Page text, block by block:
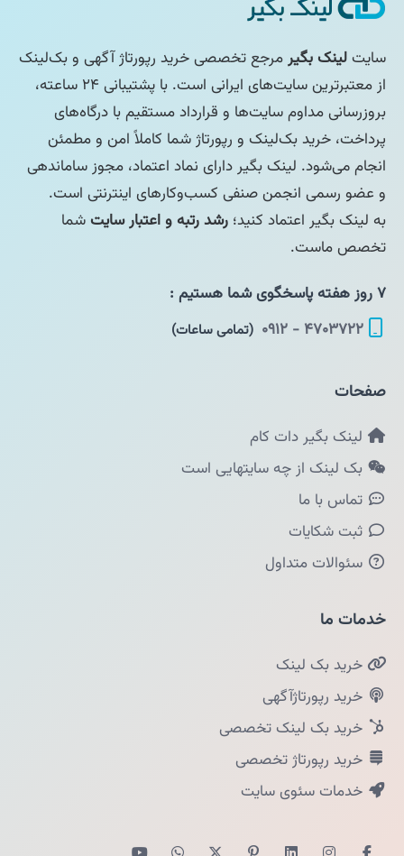
سایتلینک بگیرمرجع تخصصی خرید رپورتاژ آگهی و بک‌لینک
از معتبرترین سایت‌های ایرانی است. با پشتیبانی ۲۴ ساعته،
بروزرسانی مداوم سایت‌ها و قرارداد مستقیم با درگاه‌های
پرداخت، خرید بک‌لینک و رپورتاژ شما کاملاً امن و مطمئن
انجام می‌شود. لینک بگیر دارای نماد اعتماد، مجوز ساماندهی
و عضو رسمی انجمن صنفی کسب‌وکارهای اینترنتی است.
به لینک بگیر اعتماد کنید؛ رشد رتبه و اعتبار سایتشما
تخصص ماست.
۷ روز هفته پاسخگوی شما هستیم :
۴۷۰۳۷۲۲ - ۰۹۱۲
(تمامی ساعات)
صفحات
لینک بگیر دات کام
بک لینک از چه سایتهایی است
تماس با ما
ثبت شکایات
سئوالات متداول
خدمات ما
خرید بک لینک
خرید رپورتاژآگهی
خرید بک لینک تخصصی
خرید رپورتاژ تخصصی
خدمات سئوی سایت